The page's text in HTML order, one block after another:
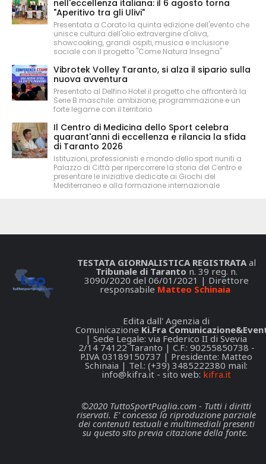
nell'eccellenza italiana: il 6 agosto torna
"Aperitivo tra gli Ulivi"
Presentata a Corato la quinta edizione dell'evento che
unisce cultura dell'olio extravergine d'oliva,
showcooking, grandi ospiti, musica e inclusione
sociale con il progetto "Come Natura Insegna"
Vibrotek Volley Taranto, si alza il sipario sulla
nuova avventura
Presentato al Delfino Hotel il progetto che affronterà la
Serie B maschile: ambizione, programmazione e un
forte legame con il territorio
Il Centro di Medicina dello Sport celebra
quarant'anni di eccellenza e rilancia la sfida
di Taranto 2026
Istituzioni, professionisti e mondo dello sport riuniti a
Palazzo di Città per ripercorrere la storia del Centro e
presentare le iniziative dedicate ai Giochi del
Mediterraneo e alla formazione internazionale
TESTATA GIORNALISTICA REGISTRATAal
Tribunale di Taranto n. 39 reg. n.
3090/2020 del 06/01/2021 | Direttore
responsabile Matteo Schinaia
Edita dall' Agenzia di
Comunicazione Ki.Fra
| Sede Legale: via Federico II di Svevia
2/14 74122 Taranto | C.F.: 90255850738 -
P.IVA 03189150737 | Presidente: Matteo
Schinaia | Tel.: (+39) 3485222380 mail:
info@kifra.it - sito web: kifra.it
©2020 TuttoSportPuglia.com - Tutti i diritti
riservati. E' concessa la riproduzione parziale
dei contenuti testuali e multimediali presenti
su questo sito previa citazione della fonte.